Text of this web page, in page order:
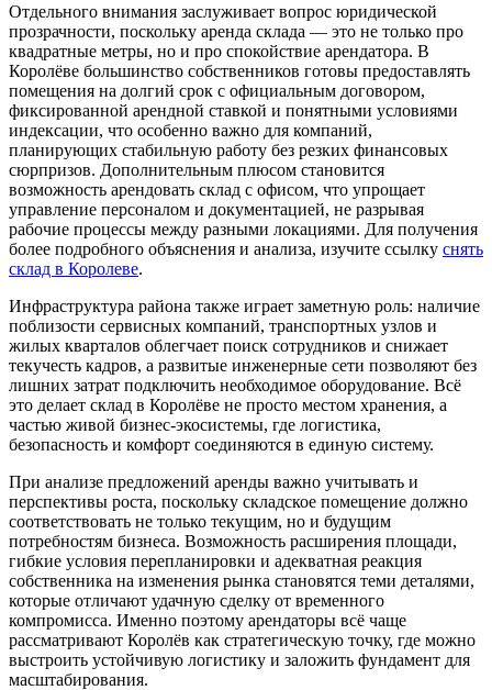
Отдельного внимания заслуживает вопрос юридической
прозрачности, поскольку аренда склада — это не только про
квадратные метры, но и про спокойствие арендатора. В
Королёве большинство собственников готовы предоставлять
помещения на долгий срок с официальным договором,
фиксированной арендной ставкой и понятными условиями
индексации, что особенно важно для компаний,
планирующих стабильную работу без резких финансовых
сюрпризов. Дополнительным плюсом становится
возможность арендовать склад с офисом, что упрощает
управление персоналом и документацией, не разрывая
рабочие процессы между разными локациями. Для получения
более подробного объяснения и анализа, изучите ссылку снять
склад в Королеве.
Инфраструктура района также играет заметную роль: наличие
поблизости сервисных компаний, транспортных узлов и
жилых кварталов облегчает поиск сотрудников и снижает
текучесть кадров, а развитые инженерные сети позволяют без
лишних затрат подключить необходимое оборудование. Всё
это делает склад в Королёве не просто местом хранения, а
частью живой бизнес-экосистемы, где логистика,
безопасность и комфорт соединяются в единую систему.
При анализе предложений аренды важно учитывать и
перспективы роста, поскольку складское помещение должно
соответствовать не только текущим, но и будущим
потребностям бизнеса. Возможность расширения площади,
гибкие условия перепланировки и адекватная реакция
собственника на изменения рынка становятся теми деталями,
которые отличают удачную сделку от временного
компромисса. Именно поэтому арендаторы всё чаще
рассматривают Королёв как стратегическую точку, где можно
выстроить устойчивую логистику и заложить фундамент для
масштабирования.